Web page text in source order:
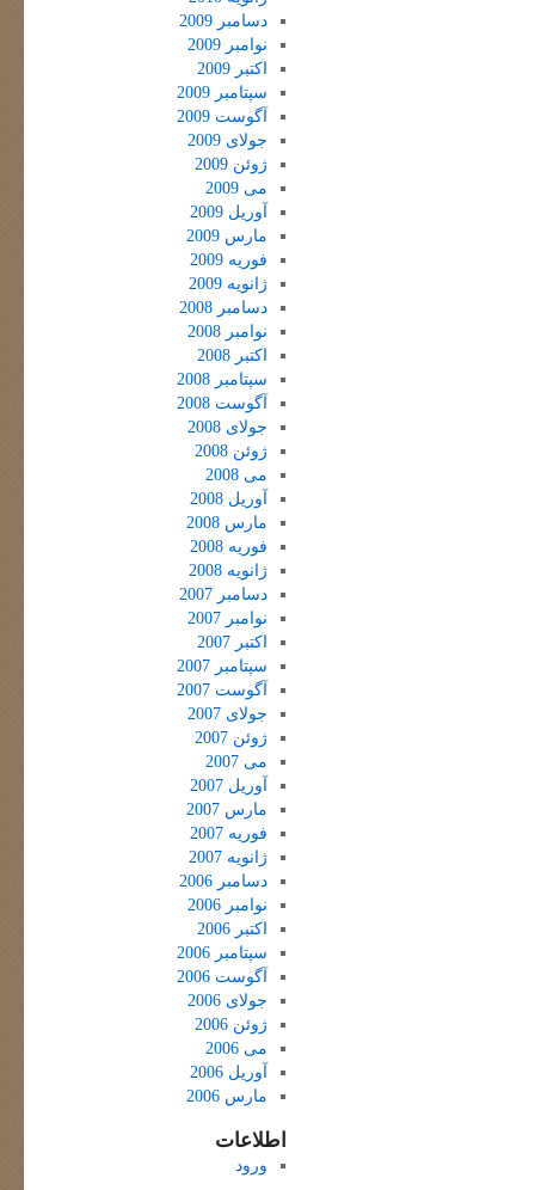
دسامبر 2009
نوامبر 2009
اکتبر 2009
سپتامبر 2009
آگوست 2009
جولای 2009
ژوئن 2009
می 2009
آوریل 2009
مارس 2009
فوریه 2009
ژانویه 2009
دسامبر 2008
نوامبر 2008
اکتبر 2008
سپتامبر 2008
آگوست 2008
جولای 2008
ژوئن 2008
می 2008
آوریل 2008
مارس 2008
فوریه 2008
ژانویه 2008
دسامبر 2007
نوامبر 2007
اکتبر 2007
سپتامبر 2007
آگوست 2007
جولای 2007
ژوئن 2007
می 2007
آوریل 2007
مارس 2007
فوریه 2007
ژانویه 2007
دسامبر 2006
نوامبر 2006
اکتبر 2006
سپتامبر 2006
آگوست 2006
جولای 2006
ژوئن 2006
می 2006
آوریل 2006
مارس 2006
اطلاعات
ورود